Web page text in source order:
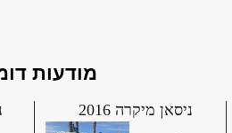
מודעות
ניסאן מיקרה 2016